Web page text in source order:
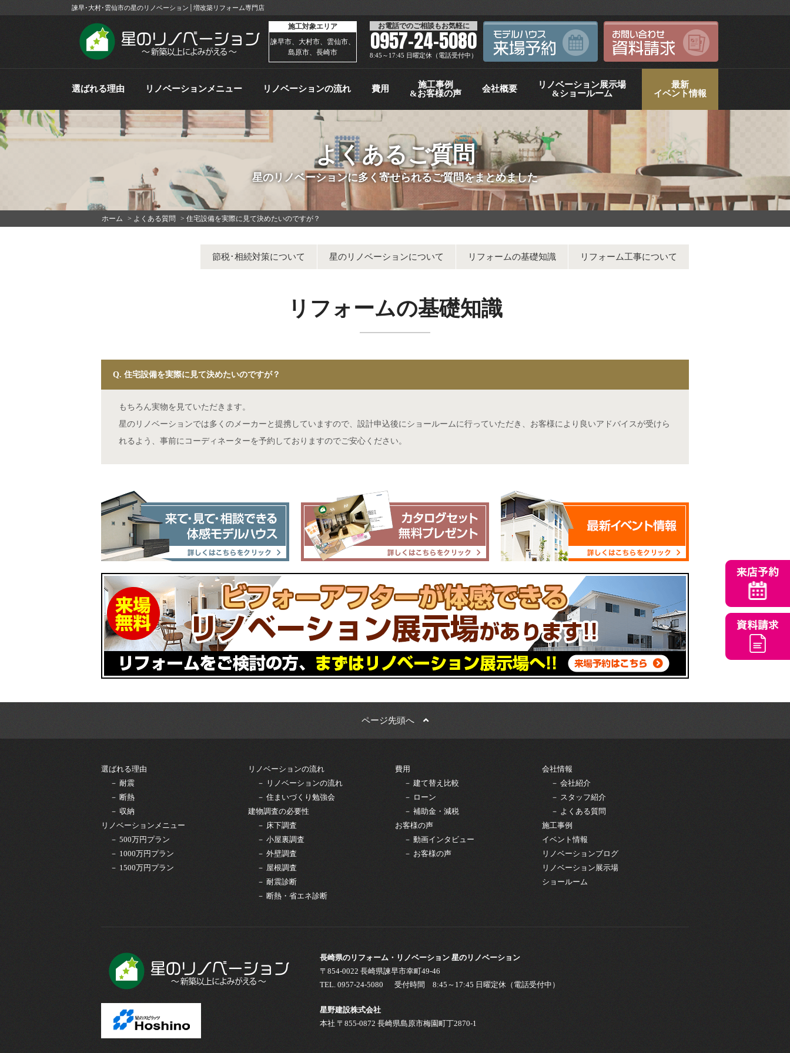
諫早･大村･雲仙市の星のリノベーション│増改築リフォーム専門店
施工対象エリア
諫早市、大村市、雲仙市、
島原市、長崎市
お電話でのご相談もお気軽に
0957-24-5080
8:45～17:45 日曜定休（電話受付中）
選ばれる理由 リノベーションメニュー リノベーションの流れ 費用
施工事例
&お客様の声
会社概要
リノベーション展示場
&ショールーム
最新
イベント情報
よくあるご質問
星のリノベーションに多く寄せられるご質問をまとめました
ホーム > よくある質問 > 住宅設備を実際に見て決めたいのですが？
節税･相続対策について 星のリノベーションについて リフォームの基礎知識 リフォーム工事について
リフォームの基礎知識
Q. 住宅設備を実際に見て決めたいのですが？
もちろん実物を見ていただきます。
星のリノベーションでは多くのメーカーと提携していますので、設計申込後にショールームに行っていただき、お客様により良いアドバイスが受けら
れるよう、事前にコーディネーターを予約しておりますのでご安心ください。
ページ先頭へ
選ばれる理由
－ 耐震
－ 断熱
－ 収納
リノベーションメニュー
－ 500万円プラン
－ 1000万円プラン
－ 1500万円プラン
リノベーションの流れ
－ リノベーションの流れ
－ 住まいづくり勉強会
建物調査の必要性
－ 床下調査
－ 小屋裏調査
－ 外壁調査
－ 屋根調査
－ 耐震診断
－ 断熱・省エネ診断
費用
－ 建て替え比較
－ ローン
－ 補助金・減税
お客様の声
－ 動画インタビュー
－ お客様の声
会社情報
－ 会社紹介
－ スタッフ紹介
－ よくある質問
施工事例
イベント情報
リノベーションブログ
リノベーション展示場
ショールーム
長崎県のリフォーム・リノベーション 星のリノベーション
〒854-0022 長崎県諫早市幸町49-46
TEL. 0957-24-5080 受付時間 8:45～17:45 日曜定休（電話受付中）
星野建設株式会社
本社 〒855-0872 長崎県島原市梅園町丁2870-1